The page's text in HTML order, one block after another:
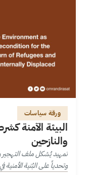
ورقة سياسات
البيئة الآمنة
والنازحين
تمهيد يُشكل ملف التهجير
وتحدياً على البُنية الأمنية